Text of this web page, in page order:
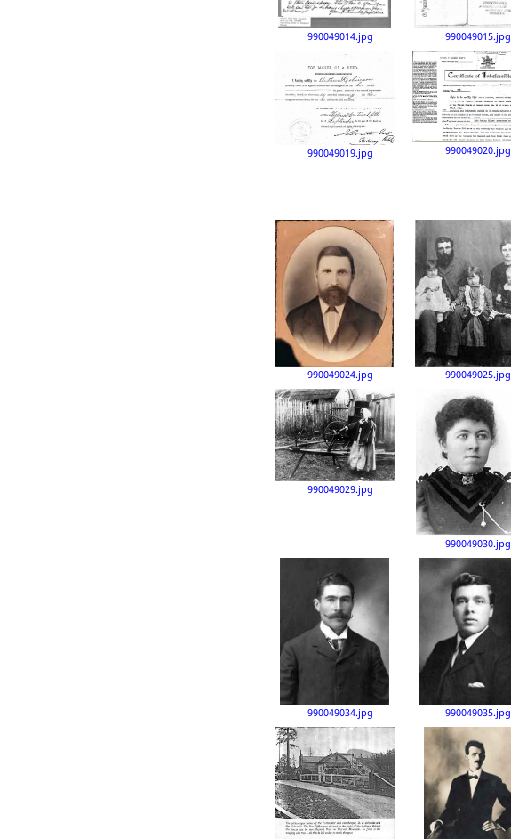
990049014.jpg 990049015.jpg
990049019.jpg 990049020.jpg
990049024.jpg 990049025.jpg
990049029.jpg
990049030.jpg
990049034.jpg 990049035.jpg